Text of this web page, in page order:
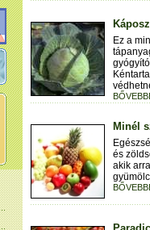
Ez a
Minél
és
akik